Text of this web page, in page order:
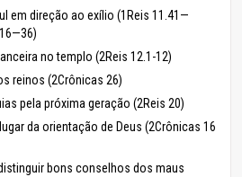
em direção ao exílio (1Reis 11.41—
no templo (2Reis 12.1-12)
reinos (2Crônicas 26)
pela próxima geração (2Reis 20)
da orientação de Deus (2Crônicas 16
bons conselhos dos maus